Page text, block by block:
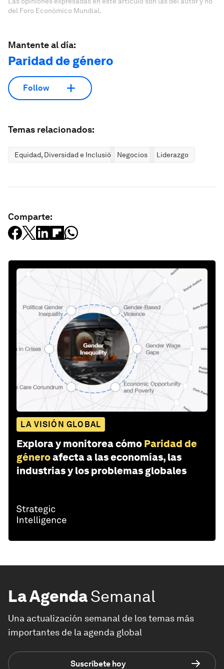
del Foro Económico Mundial.
Mantente al día:
Paridad de género
Follow
Temas relacionados:
Equidad, Diversidad e Inclusión Negocios Liderazgo
Comparte:
LA VISIÓN GLOBAL
Explora y monitorea cómo Paridad de
géneroafecta a las economías, las
industrias y los problemas globales
La AgendaSemanal
Una actualización semanal de los temas más
importantes de la agenda global
Suscríbete hoy